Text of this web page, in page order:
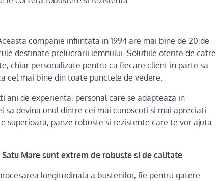
companie infiintata in 1994 are mai bine de 20 de
destinate prelucrarii lemnului. Solutiile oferite de catre
chiar personalizate pentru ca fiecare client in parte sa
cel mai bine din toate punctele de vedere.
de experienta, personal care se adapteaza in
devina unul dintre cei mai cunoscuti si mai apreciati
superioara, panze robuste si rezistente care te vor ajuta
Mare sunt extrem de robuste si de calitate
longitudinala a bustenilor, fie pentru gatere